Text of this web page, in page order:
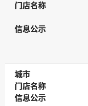
门店名称
门店名称
信息公示
信息公示
城市
城市
门店名称
门店名称
信息公示
信息公示